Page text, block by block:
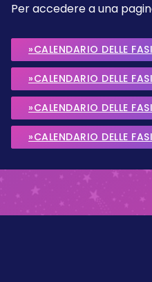
Per accedere a una
»CALENDARIO DELLE
»CALENDARIO DELLE
»CALENDARIO DELLE
»CALENDARIO DELLE